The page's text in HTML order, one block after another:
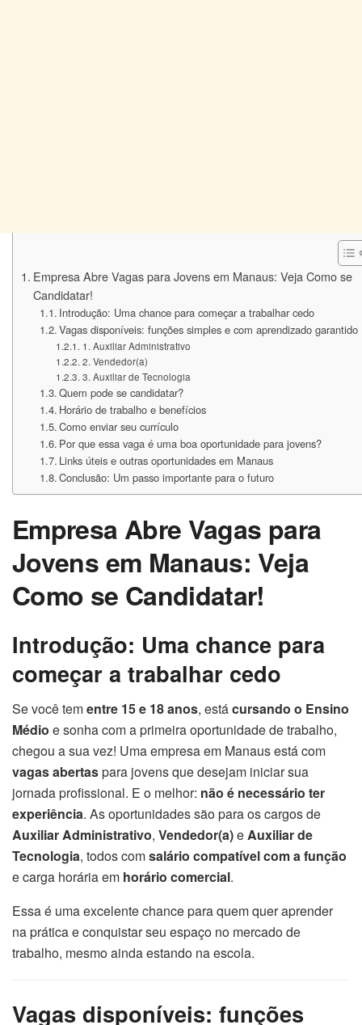
Empresa Abre Vagas para Jovens em Manaus: Veja Como se
Candidatar!
Introdução: Uma chance para começar a trabalhar cedo
Vagas disponíveis: funções simples e com aprendizado garantido
1. Auxiliar Administrativo
2. Vendedor(a)
3. Auxiliar de Tecnologia
Quem pode se candidatar?
Horário de trabalho e benefícios
Como enviar seu currículo
Por que essa vaga é uma boa oportunidade para jovens?
Links úteis e outras oportunidades em Manaus
Conclusão: Um passo importante para o futuro
Empresa Abre Vagas para
Jovens em Manaus: Veja
Como se Candidatar!
Introdução: Uma chance para
começar a trabalhar cedo
Se você tementre 15 e 18 anos, estácursando o Ensino
Médio e sonha com a primeira oportunidade de trabalho,
chegou a sua vez! Uma empresa em Manaus está com
vagas abertaspara jovens que desejam iniciar sua
jornada profissional. E o melhor: não é necessário ter
experiência. As oportunidades são para os cargos de
Auxiliar Administrativo, Vendedor(a)eAuxiliar de
Tecnologia, todos comsalário compatível com a função
e carga horária em horário comercial.
Essa é uma excelente chance para quem quer aprender
na prática e conquistar seu espaço no mercado de
trabalho, mesmo ainda estando na escola.
Vagas disponíveis: funções